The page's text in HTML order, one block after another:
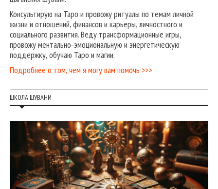
Консультирую на Таро и провожу ритуалы по темам личной
жизни и отношений, финансов и карьеры, личностного и
социального развития. Веду трансформационные игры,
провожу ментально-эмоциональную и энергетическую
поддержку, обучаю Таро и магии.
Подробнее о том, чем я могу вам помочь >>>
ШКОЛА ШУВАНИ